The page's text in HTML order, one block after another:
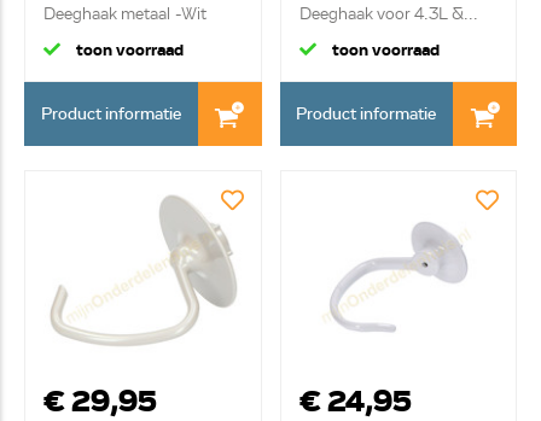
Deeghaak metaal -Wit
toon voorraad
Product informatie
Deeghaak voor 4.3L &...
toon voorraad
Product informatie
€ 29,95 € 24,95